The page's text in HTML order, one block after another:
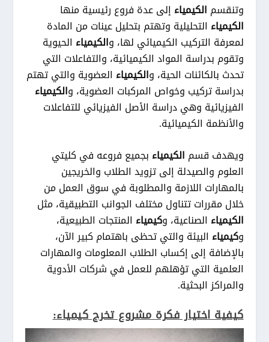
وتنقسم الكيمياء إلى عدة فروع رئيسية منها
الكيمياء التحليلية وتهتم بتحليل عينات من المادة
لمعرفة التركيب الكيميائي لها، والكيمياء الحيوية
وتقوم بدراسة المواد الكيميائية، والتفاعلات التي
تحدث بالكائنات الحية، والكيمياء العضوية والتي تهتم
بدراسة تركيب وخواص المركبات العضوية، والكيمياء
الفيزيائية وهي دراسة الأصل الفيزيائي للتفاعلات
والأنظمة الكيميائية.
ويهدف قسم الكيمياء بجميع فروعه في كليتي
العلوم والصيدلة إلى تزويد الطلاب والخريجين
بالمهارات اللازمة والمطلوبة في سوق العمل من
خلال مقررات تتناول مختلف الجوانب التطبيقية، مثل
الكيمياء الصناعية، وكيمياء المنتجات الطبيعية،
وكيمياء البيئة والتي تحظى باهتمام كبير الآن،
بالإضافة إلى إكساب الطلاب المعلومات والمهارات
العلمية التي تؤهلهم للعمل في شركات الأدوية
والمراكز البحثية.
كيفية اختيار فكرة مشروع تخرج كيمياء: